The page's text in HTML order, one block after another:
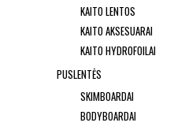
KAITO LENTOS
KAITO AKSESUARAI
KAITO HYDROFOILAI
PUSLENTĖS
SKIMBOARDAI
BODYBOARDAI